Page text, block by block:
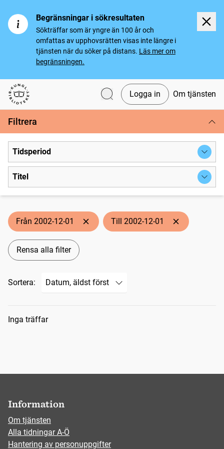
Begränsningar i sökresultaten
Sökträffar som är yngre än 100 år och
omfattas av upphovsrätten visas inte längre i
tjänsten när du söker på distans. Läs mer om
begränsningen.
Svenska tidningar
Logga in Om tjänsten
Filtrera
Tidsperiod
Titel
Från 2002-12-01 Till 2002-12-01
Rensa alla filter
Sortera:
Sökresultat
Inga träffar
Information
Om tjänsten
Alla tidningar A-Ö
Hantering av personuppgifter